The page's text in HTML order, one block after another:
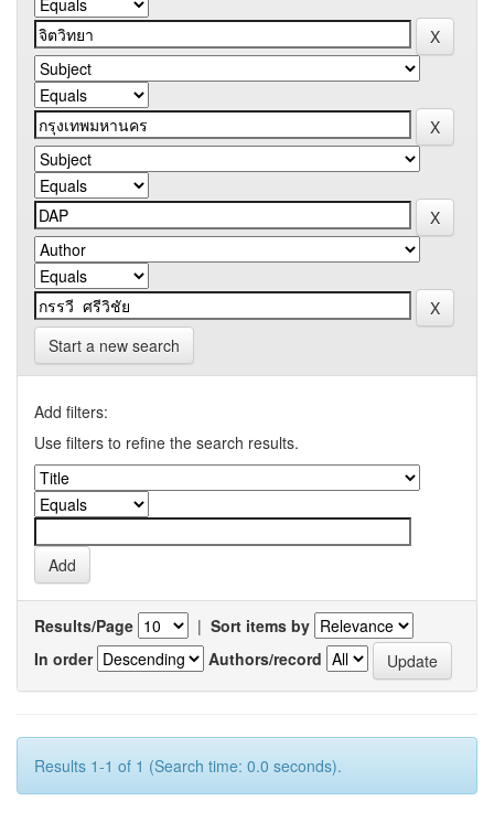
Start a new search
Add filters:
Use filters to refine the search results.
Results/Page | Sort items by
In order
Authors/record
Results 1-1 of 1 (Search time: 0.0 seconds).